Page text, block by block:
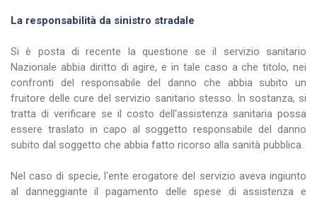
La responsabilità da sinistro stradale
Si è posta di recente la questione se il servizio sanitario
Nazionale abbia diritto di agire, e in tale caso a che titolo, nei
confronti del responsabile del danno che abbia subito un
fruitore delle cure del servizio sanitario stesso. In sostanza, si
tratta di verificare se il costo dell'assistenza sanitaria possa
essere traslato in capo al soggetto responsabile del danno
subito dal soggetto che abbia fatto ricorso alla sanità pubblica.
Nel caso di specie, l'ente erogatore del servizio aveva ingiunto
al danneggiante il pagamento delle spese di assistenza e